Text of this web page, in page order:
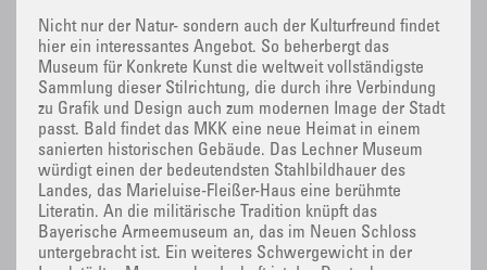
Nicht nur der Natur- sondern auch der Kulturfreund findet
hier ein interessantes Angebot. So beherbergt das
Museum für Konkrete Kunst die weltweit vollständigste
Sammlung dieser Stilrichtung, die durch ihre Verbindung
zu Grafik und Design auch zum modernen Image der Stadt
passt. Bald findet das MKK eine neue Heimat in einem
sanierten historischen Gebäude. Das Lechner Museum
würdigt einen der bedeutendsten Stahlbildhauer des
Landes, das Marieluise-Fleißer-Haus eine berühmte
Literatin. An die militärische Tradition knüpft das
Bayerische Armeemuseum an, das im Neuen Schloss
untergebracht ist. Ein weiteres Schwergewicht in der